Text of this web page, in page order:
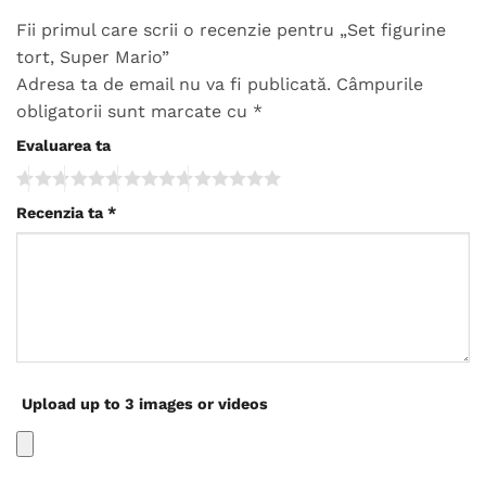
Fii primul care scrii o recenzie pentru „Set figurine
tort, Super Mario”
Adresa ta de email nu va fi publicată. Câmpurile
obligatorii sunt marcate cu *
Evaluarea ta
Recenzia ta *
Upload up to 3 images or videos